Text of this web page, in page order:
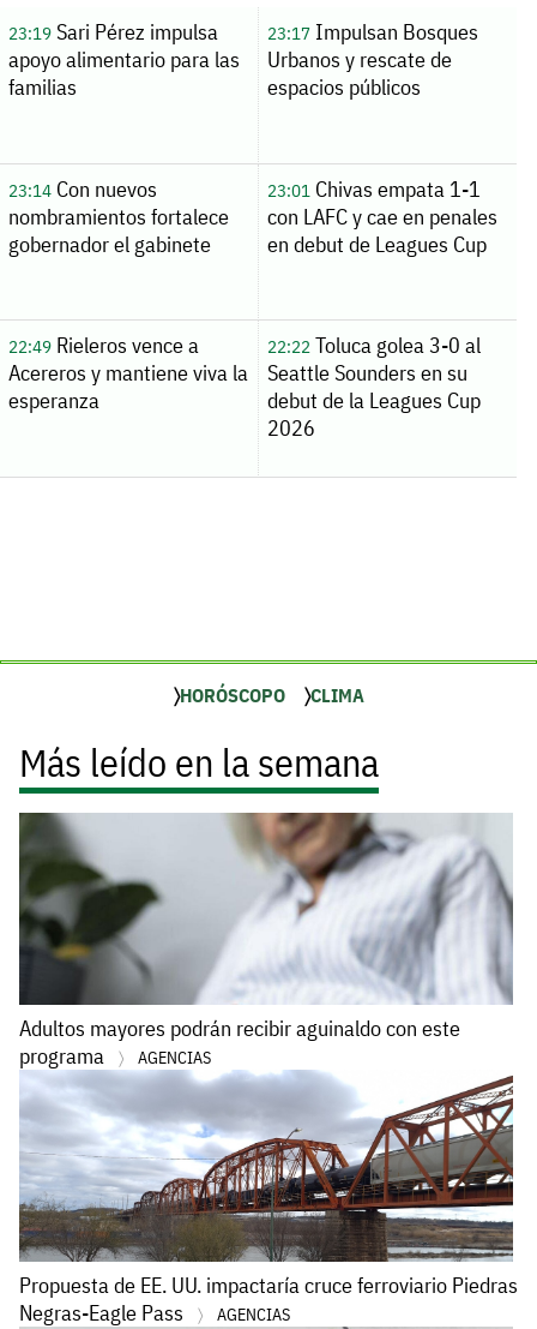
23:19Sari Pérez impulsa
apoyo alimentario para las
familias
23:17Impulsan Bosques
Urbanos y rescate de
espacios públicos
23:14Con nuevos
nombramientos fortalece
gobernador el gabinete
23:01 Chivas empata 1-1
con LAFC y cae en penales
en debut de Leagues Cup
22:49Rieleros vence a
Acereros y mantiene viva la
esperanza
22:22Toluca golea 3-0 al
Seattle Sounders en su
debut de la Leagues Cup
2026
HORÓSCOPO CLIMA
Más leído en la semana
Adultos mayores podrán recibir aguinaldo con este
programa
AGENCIAS
Propuesta de EE. UU. impactaría cruce ferroviario Piedras
Negras-Eagle Pass
AGENCIAS